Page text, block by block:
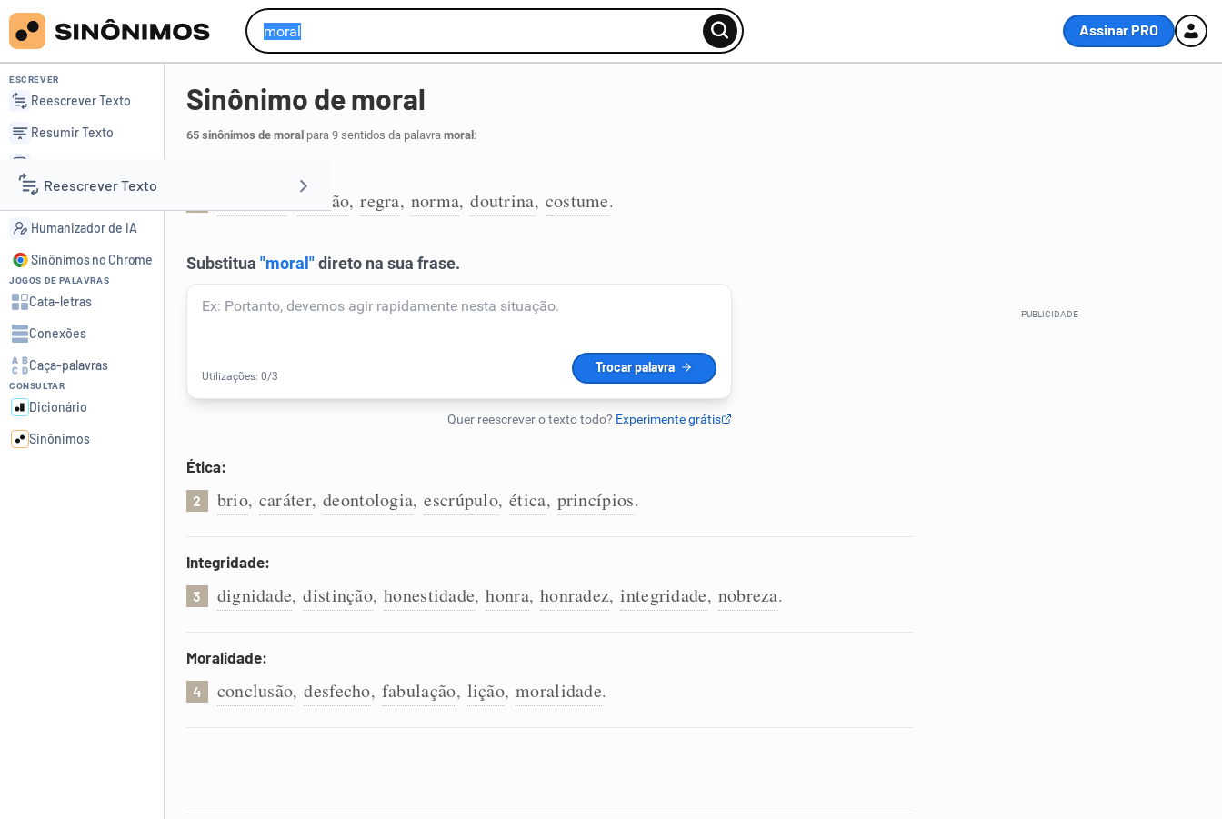
Assinar PRO
Reescrever Texto
Resumir Texto
Corrigir Texto
Detector de IA
Humanizador de IA
ESCREVER
Reescrever Texto
Resumir Texto
Detector de IA
Humanizador de IA
Sinônimos no Chrome
JOGOS DE PALAVRAS
Cata-letras
Conexões
Caça-palavras
CONSULTAR
Dicionário
Sinônimos
Sinônimo de moral
65 sinônimos de moral para 9 sentidos da palavra moral :
padrão, regra, norma, doutrina, costume.
Ética:
2 brio, caráter, deontologia, escrúpulo, ética, princípios.
Integridade:
3 dignidade, distinção, honestidade, honra, honradez, integridade, nobreza.
Moralidade:
4 conclusão, desfecho, fabulação, lição, moralidade.